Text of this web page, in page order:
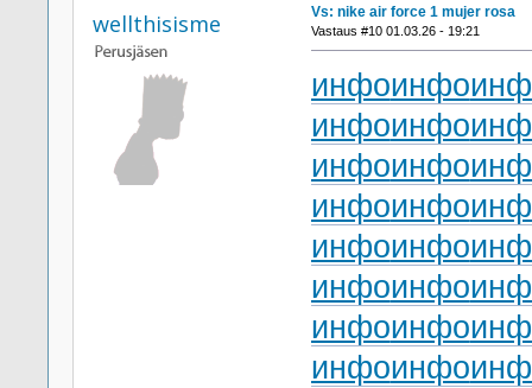
wellthisisme Vs: nike air force 1 mujer rosa
Vastaus #10 01.03.26 - 19:21
инфоинфо
инфоинфо
инфоинфо
инфоинфо
инфоинфо
инфоинфо
инфоинфо
инфоинфо